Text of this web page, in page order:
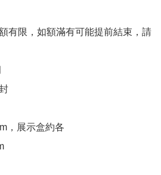
有限，如額滿有可能提前結束，請
，展示盒約各